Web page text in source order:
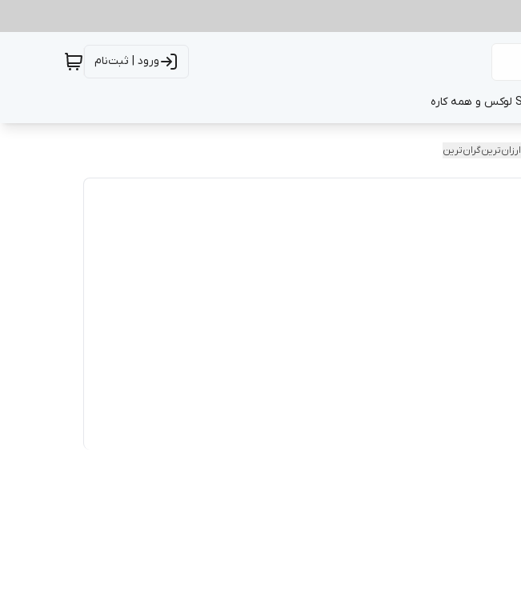
ورود | ثبت‌نام
ارزان‌ترینگران‌ترین